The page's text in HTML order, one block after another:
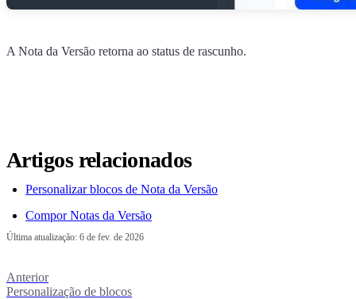
A Nota da Versão retorna ao status de rascunho.
Artigos relacionados
Personalizar blocos de Nota da Versão
Compor Notas da Versão
Última atualização: 6 de fev. de 2026
Anterior
Personalização de blocos